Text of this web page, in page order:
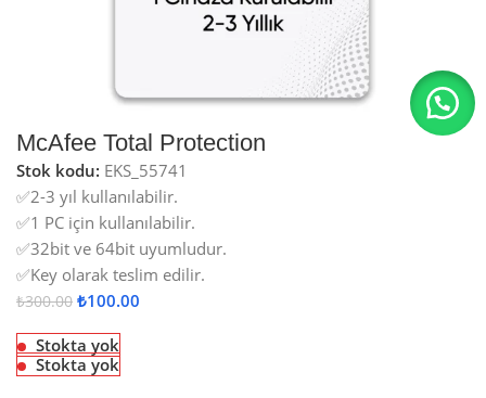
McAfee Total Protection
Stok kodu: EKS_55741
✅2-3 yıl kullanılabilir.
✅1 PC için kullanılabilir.
✅32bit ve 64bit uyumludur.
✅Key olarak teslim edilir.
₺300.00 ₺100.00
Stokta yok
Stokta yok